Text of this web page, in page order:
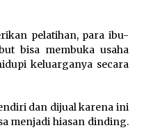
Diharapkan
Takluk dari Vietnam di
pelatihan, para ibu-
bisa membuka usaha
keluarganya secara
dan dijual karena ini
menjadi hiasan dinding.